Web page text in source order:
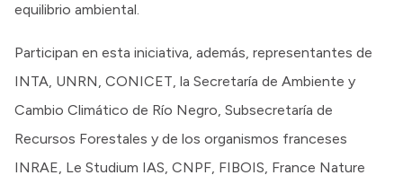
equilibrio ambiental.
Participan en esta iniciativa, además, representantes de
INTA, UNRN, CONICET, la Secretaría de Ambiente y
Cambio Climático de Río Negro, Subsecretaría de
Recursos Forestales y de los organismos franceses
INRAE, Le Studium IAS, CNPF, FIBOIS, France Nature